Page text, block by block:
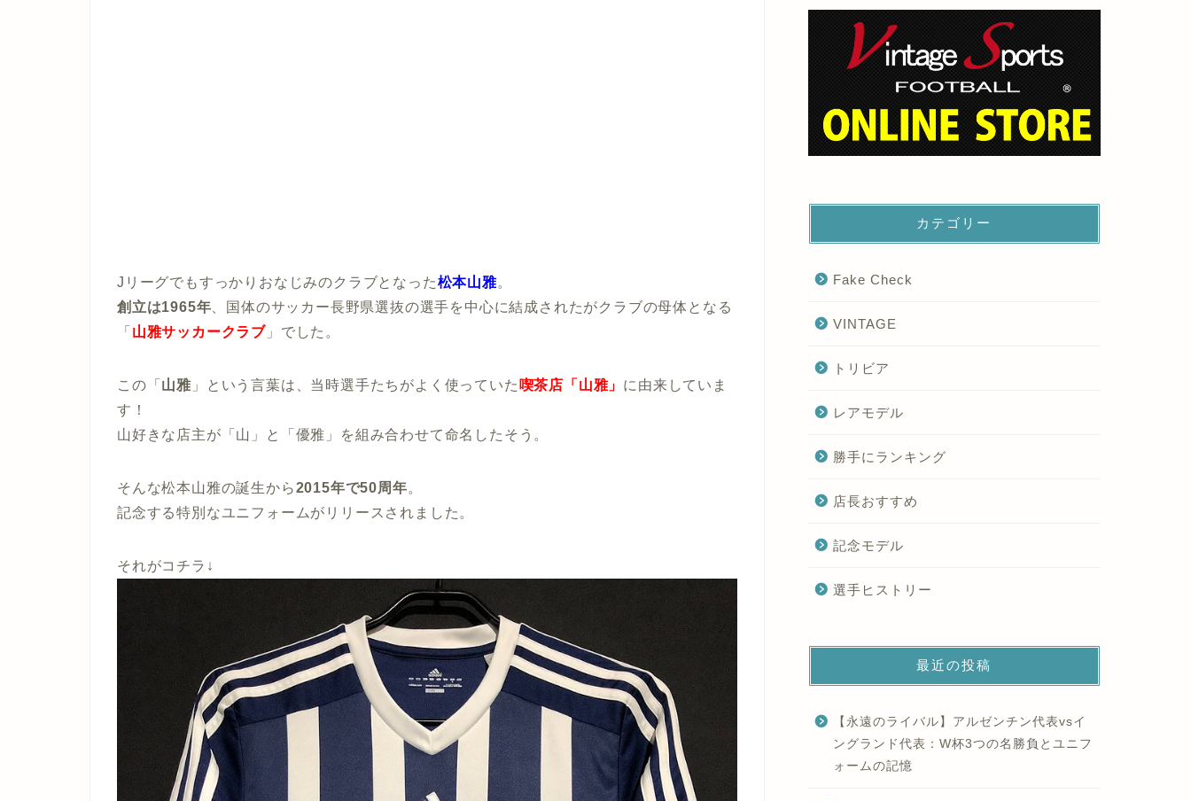
Jリーグでもすっかりおなじみのクラブとなった松本山雅。
創立は1965年 、国体のサッカー長野県選抜の選手を中心に結成されたがクラブの母体となる
「 山雅サッカークラブ 」でした。
この「 山雅 」という言葉は、当時選手たちがよく使っていた 喫茶店「山雅」 に由来していま
す！
山好きな店主が「山」と「優雅」を組み合わせて命名したそう。
そんな松本山雅の誕生から2015年で50周年。
記念する特別なユニフォームがリリースされました。
それがコチラ↓
カテゴリー
Fake Check
VINTAGE
トリビア
レアモデル
勝手にランキング
店長おすすめ
記念モデル
選手ヒストリー
最近の投稿
【永遠のライバル】アルゼンチン代表vsイ
ングランド代表：W杯3つの名勝負とユニフ
ォームの記憶